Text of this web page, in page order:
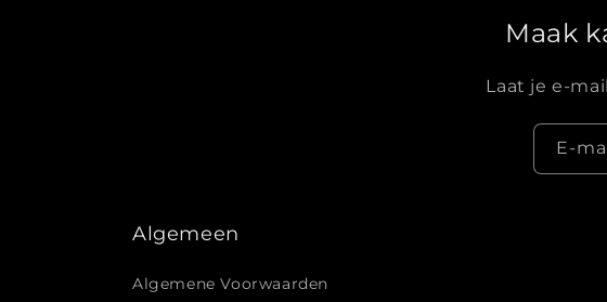
Maak
Laat je e-
Algemeen
Algemene Voorwaarden